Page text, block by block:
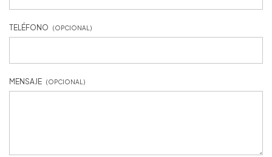
TELÉFONO (OPCIONAL)
MENSAJE (OPCIONAL)